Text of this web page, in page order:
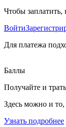
Чтобы
Войти
Для платежа
Баллы
Получайте и
Здесь можно и то,
Узнать подробнее